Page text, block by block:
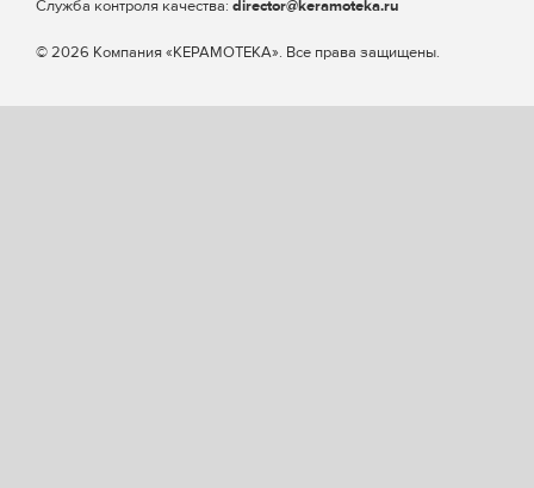
Cлужба контроля качества: director@keramoteka.ru
© 2026 Компания «КЕРАМОТЕКА». Все права защищены.